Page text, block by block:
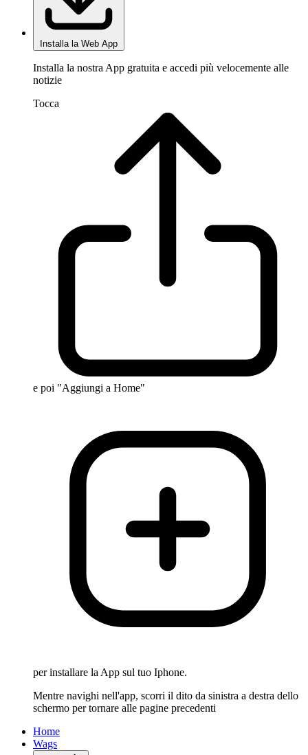
Installa la Web App
Installa la nostra App gratuita e accedi più velocemente alle
notizie
Tocca
e poi "Aggiungi a Home"
per installare la App sul tuo Iphone.
Mentre navighi nell'app, scorri il dito da sinistra a destra dello
schermo per tornare alle pagine precedenti
Home
Wags